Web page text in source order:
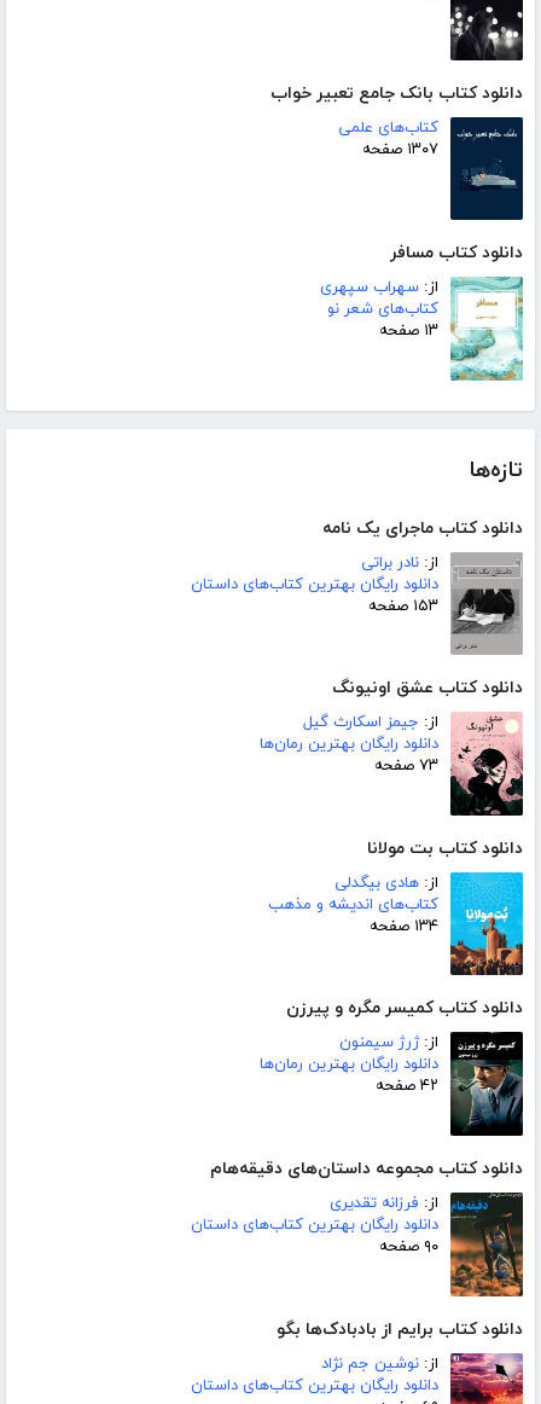
دانلود کتاب بانک جامع تعبیر خواب
کتاب‌های علمی
۱۳۰۷ صفحه
دانلود کتاب مسافر
از: سهراب سپهری
کتاب‌های شعر نو
۱۳ صفحه
تازه‌ها
دانلود کتاب ماجرای یک نامه
از: نادر براتی
دانلود رایگان بهترین کتاب‌های داستان
۱۵۳ صفحه
دانلود کتاب عشق اونیونگ
از: جیمز اسکارث گیل
دانلود رایگان بهترین رمان‌ها
۷۳ صفحه
دانلود کتاب بت مولانا
از: هادی بیگدلی
کتاب‌های اندیشه و مذهب
۱۳۴ صفحه
دانلود کتاب کمیسر مگره و پیرزن
از:ژرژ سیمنون
دانلود رایگان بهترین رمان‌ها
۴۲ صفحه
دانلود کتاب مجموعه داستان‌های دقیقه‌هام
از: فرزانه تقدیری
دانلود رایگان بهترین کتاب‌های داستان
۹۰ صفحه
دانلود کتاب برایم از بادبادک‌ها بگو
از: نوشین جم نژاد
دانلود رایگان بهترین کتاب‌های داستان